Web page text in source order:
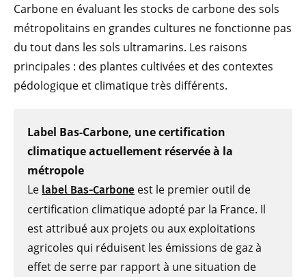
Carbone en évaluant les stocks de carbone des sols
métropolitains en grandes cultures ne fonctionne pas
du tout dans les sols ultramarins. Les raisons
principales : des plantes cultivées et des contextes
pédologique et climatique très différents.
Label Bas-Carbone, une certification
climatique actuellement réservée à la
métropole
Le label Bas-Carbone est le premier outil de
certification climatique adopté par la France. Il
est attribué aux projets ou aux exploitations
agricoles qui réduisent les émissions de gaz à
effet de serre par rapport à une situation de